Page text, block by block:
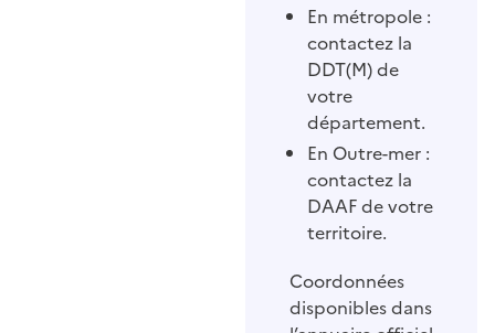
En métropole :
contactez la
DDT(M) de
votre
département.
En Outre-mer :
contactez la
DAAF de votre
territoire.
Coordonnées
disponibles dans